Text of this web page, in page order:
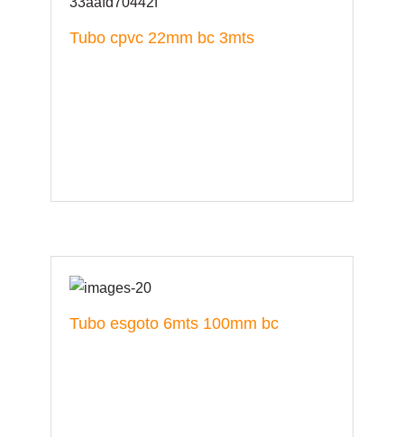
Tubo cpvc 22mm bc 3mts
Tubo esgoto 6mts 100mm bc